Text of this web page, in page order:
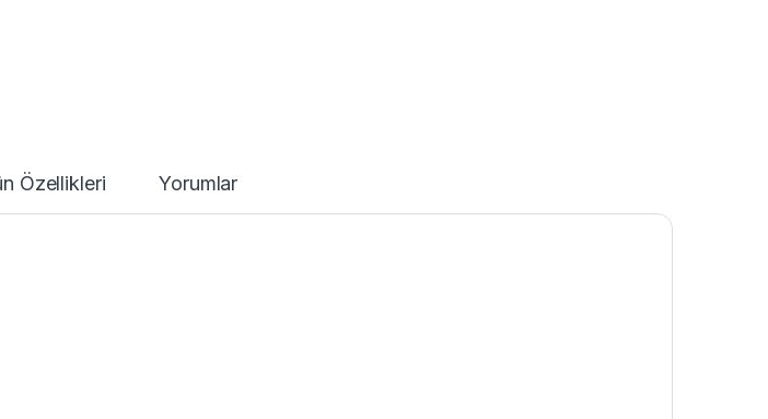
Özellikleri Yorumlar